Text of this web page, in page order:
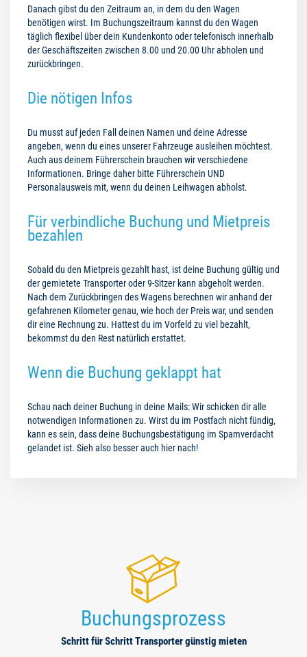
Danach gibst du den Zeitraum an, in dem du den Wagen
benötigen wirst. Im Buchungszeitraum kannst du den Wagen
täglich flexibel über dein Kundenkonto oder telefonisch innerhalb
der Geschäftszeiten zwischen 8.00 und 20.00 Uhr abholen und
zurückbringen.
Die nötigen Infos
Du musst auf jeden Fall deinen Namen und deine Adresse
angeben, wenn du eines unserer Fahrzeuge ausleihen möchtest.
Auch aus deinem Führerschein brauchen wir verschiedene
Informationen. Bringe daher bitte Führerschein UND
Personalausweis mit, wenn du deinen Leihwagen abholst.
Für verbindliche Buchung und Mietpreis
bezahlen
Sobald du den Mietpreis gezahlt hast, ist deine Buchung gültig und
der gemietete Transporter oder 9-Sitzer kann abgeholt werden.
Nach dem Zurückbringen des Wagens berechnen wir anhand der
gefahrenen Kilometer genau, wie hoch der Preis war, und senden
dir eine Rechnung zu. Hattest du im Vorfeld zu viel bezahlt,
bekommst du den Rest natürlich erstattet.
Wenn die Buchung geklappt hat
Schau nach deiner Buchung in deine Mails: Wir schicken dir alle
notwendigen Informationen zu. Wirst du im Postfach nicht fündig,
kann es sein, dass deine Buchungsbestätigung im Spamverdacht
gelandet ist. Sieh also besser auch hier nach!
Buchungsprozess
Schritt für Schritt Transporter günstig mieten